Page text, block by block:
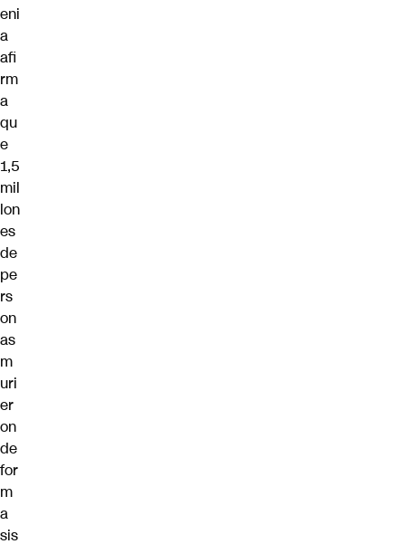
eni
a
afi
rm
a
qu
e
1,5
mil
lon
es
de
pe
rs
on
as
m
uri
er
on
de
for
m
a
sis